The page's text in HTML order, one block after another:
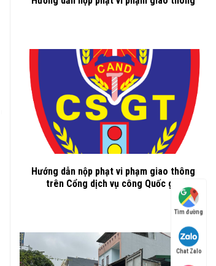
Hướng dẫn nộp phạt vi phạm giao thông
trên Cổng dịch vụ công Quốc gia
Tìm đường
Chat Zalo